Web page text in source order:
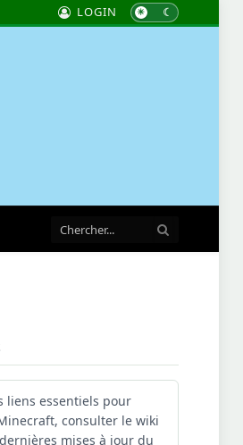
LOGIN
liens essentiels pour
consulter le wiki
mises à jour du